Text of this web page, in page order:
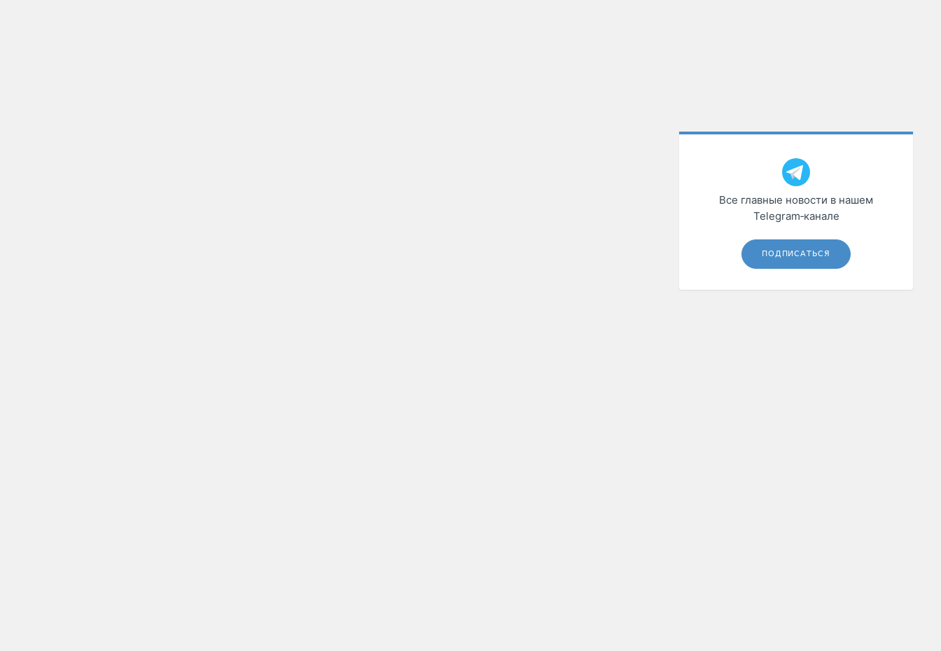
Все главные новости в нашем
Telegram‑канале
ПОДПИСАТЬСЯ